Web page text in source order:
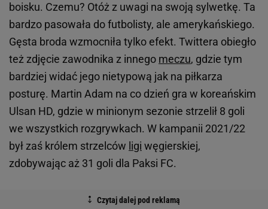
boisku. Czemu? Otóż z uwagi na swoją sylwetkę. Ta
bardzo pasowała do futbolisty, ale amerykańskiego.
Gęsta broda wzmocniła tylko efekt. Twittera obiegło
też zdjęcie zawodnika z innego meczu, gdzie tym
bardziej widać jego nietypową jak na piłkarza
posturę. Martin Adam na co dzień gra w koreańskim
Ulsan HD, gdzie w minionym sezonie strzelił 8 goli
we wszystkich rozgrywkach. W kampanii 2021/22
był zaś królem strzelców ligi węgierskiej,
zdobywając aż 31 goli dla Paksi FC.